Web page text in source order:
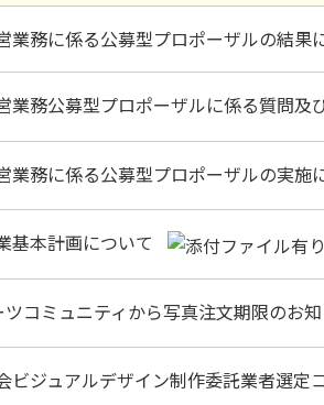
業務に係る公募型プロポーザルの結果
業務公募型プロポーザルに係る質問及
業務に係る公募型プロポーザルの実施
基本計画について
コミュニティから写真注文期限のお
ビジュアルデザイン制作委託業者選定